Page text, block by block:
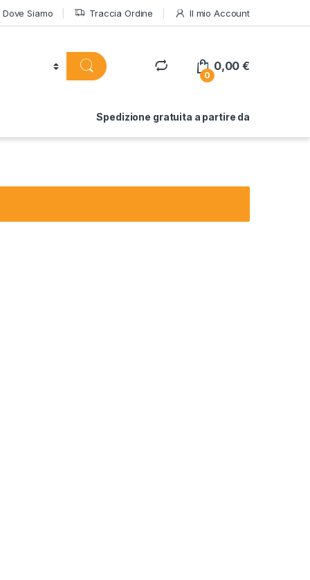
Dove Siamo Traccia Ordine Il mio Account
0
0,00€
Spedizione gratuita a partire da